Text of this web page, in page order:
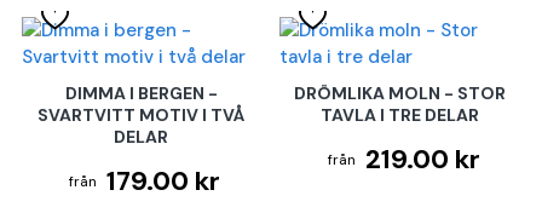
DIMMA I BERGEN -
SVARTVITT MOTIV I TVÅ
DELAR
179.00 kr
DRÖMLIKA MOLN - STOR
TAVLA I TRE DELAR
219.00 kr